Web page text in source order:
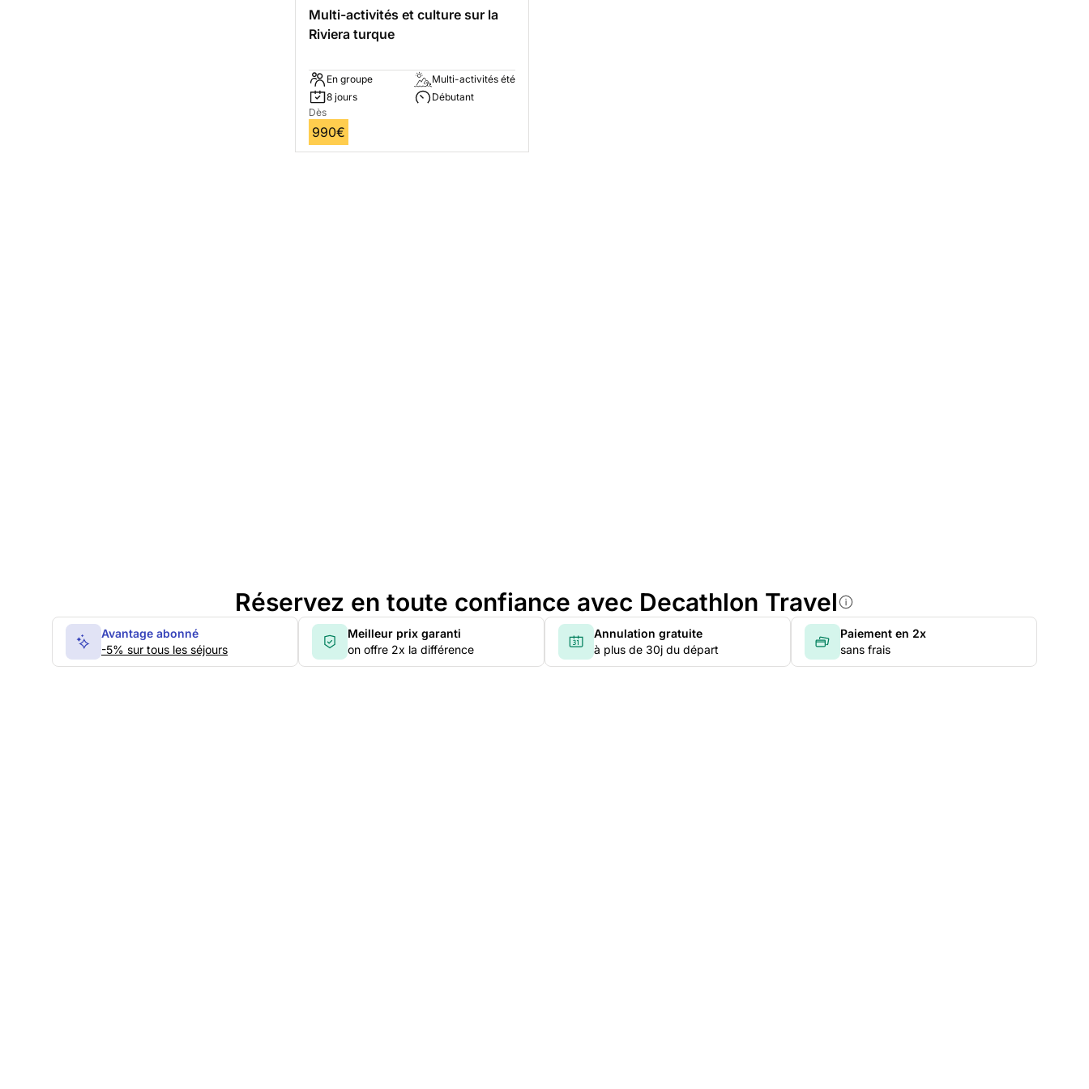
Multi-activités et culture sur la
Riviera turque
En groupe
8 jours
Multi-activités été
Débutant
Dès
990€
Réservez en toute confiance avec Decathlon Travel
Avantage abonné
-5% sur tous les séjours
Meilleur prix garanti
on offre 2x la différence
Annulation gratuite
à plus de 30j du départ
Paiement en 2x
sans frais